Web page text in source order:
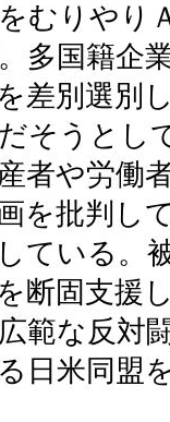
むりやり
多国籍企
差別選別
そうとし
者や労働
を批判し
ている。
断固支援
範な反対
日米同盟